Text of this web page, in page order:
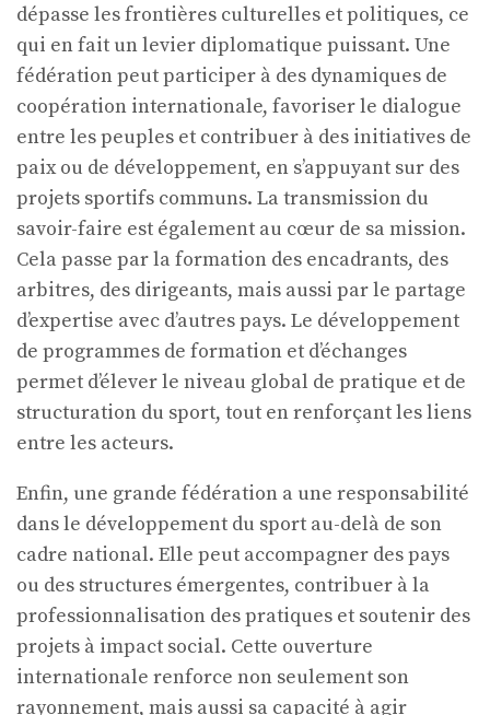
dépasse les frontières culturelles et politiques, ce
qui en fait un levier diplomatique puissant. Une
fédération peut participer à des dynamiques de
coopération internationale, favoriser le dialogue
entre les peuples et contribuer à des initiatives de
paix ou de développement, en s’appuyant sur des
projets sportifs communs. La transmission du
savoir-faire est également au cœur de sa mission.
Cela passe par la formation des encadrants, des
arbitres, des dirigeants, mais aussi par le partage
d’expertise avec d’autres pays. Le développement
de programmes de formation et d’échanges
permet d’élever le niveau global de pratique et de
structuration du sport, tout en renforçant les liens
entre les acteurs.
Enfin, une grande fédération a une responsabilité
dans le développement du sport au-delà de son
cadre national. Elle peut accompagner des pays
ou des structures émergentes, contribuer à la
professionnalisation des pratiques et soutenir des
projets à impact social. Cette ouverture
internationale renforce non seulement son
rayonnement, mais aussi sa capacité à agir